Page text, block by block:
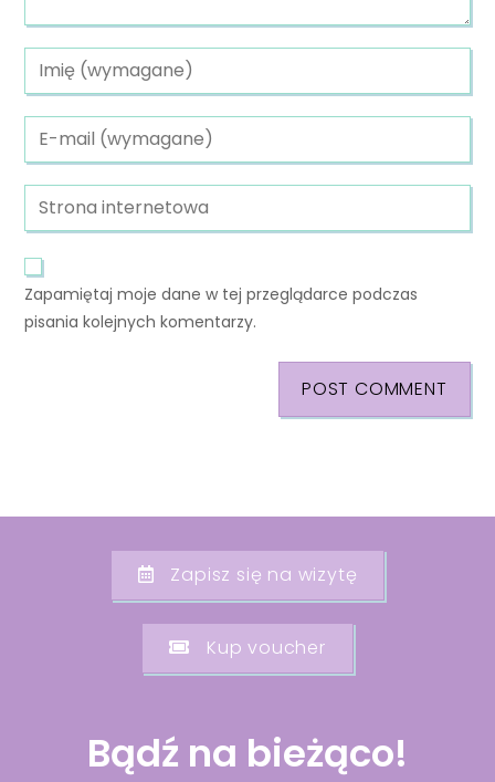
Zapamiętaj moje dane w tej przeglądarce podczas
pisania kolejnych komentarzy.
Zapisz się na wizytę
Kup voucher
Bądź na bieżąco!